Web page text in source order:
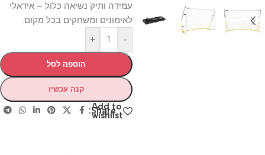
עמידה ותיק נשיאה כלול – אידאלי
לאימונים ומשחקים בכל מקום.
-
+
הוספה לסל
קנה עכשיו
Add to
wishlist
Share: